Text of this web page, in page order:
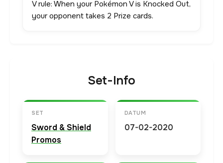
V rule: When your Pokémon V is Knocked Out,
your opponent takes 2 Prize cards.
Set-Info
SET
Sword & Shield
Promos
DATUM
07-02-2020